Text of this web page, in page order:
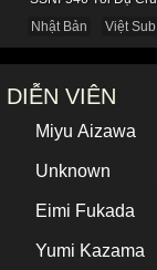
Nhật Bản
Việt Sub
DIỄN VIÊN
Miyu Aizawa
Unknown
Eimi Fukada
Yumi Kazama